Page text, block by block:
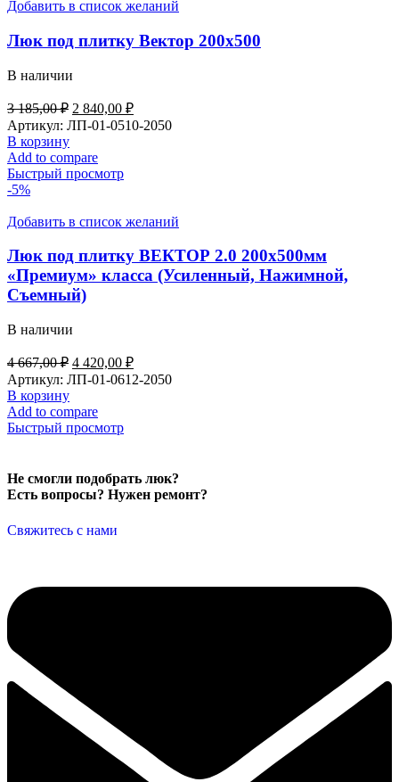
Добавить в список желаний
Люк под плитку Вектор 200х500
В наличии
3 185,00₽ 2 840,00 ₽
Артикул: ЛП-01-0510-2050
В корзину
Add to compare
Быстрый просмотр
-5%
Добавить в список желаний
Люк под плитку ВЕКТОР 2.0 200х500мм
«Премиум» класса (Усиленный, Нажимной,
Съемный)
В наличии
4 667,00₽ 4 420,00 ₽
Артикул: ЛП-01-0612-2050
В корзину
Add to compare
Быстрый просмотр
Не смогли подобрать люк?
Есть вопросы? Нужен ремонт?
Свяжитесь с нами